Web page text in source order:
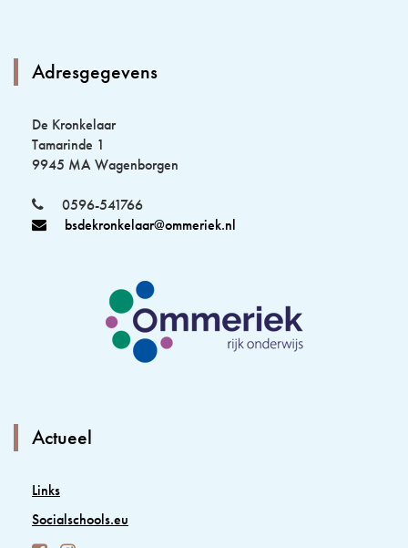
Adresgegevens
De Kronkelaar
Tamarinde 1
9945 MA Wagenborgen
0596-541766
bsdekronkelaar@ommeriek.nl
Actueel
Links
Socialschools.eu